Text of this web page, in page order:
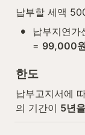
납부할 세액
•
납부지연
= 99,000
한도
납부고지서에
의 기간이 5년